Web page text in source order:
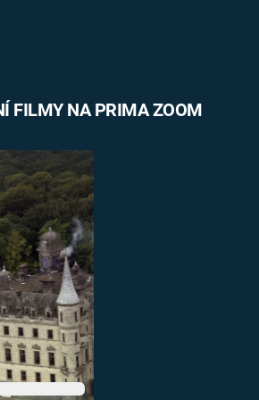
FILMY NA PRIMA ZOOM